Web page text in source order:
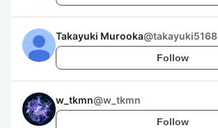
Takayuki Murooka@takayuki5168
Follow
w_tkmn@w_tkmn
Follow